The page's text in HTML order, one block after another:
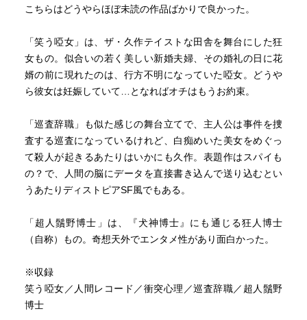
こちらはどうやらほぼ未読の作品ばかりで良かった。
「笑う啞女」は、ザ・久作テイストな田舎を舞台にした狂
女もの。似合いの若く美しい新婚夫婦、その婚礼の日に花
婿の前に現れたのは、行方不明になっていた啞女。どうや
ら彼女は妊娠していて…となればオチはもうお約束。
「巡査辞職」も似た感じの舞台立てで、主人公は事件を捜
査する巡査になっているけれど、白痴めいた美女をめぐっ
て殺人が起きるあたりはいかにも久作。表題作はスパイも
の？で、人間の脳にデータを直接書き込んで送り込むとい
うあたりディストピアSF風でもある。
「超人鬚野博士」は、『犬神博士』にも通じる狂人博士
（自称）もの。奇想天外でエンタメ性があり面白かった。
※収録
笑う啞女／人間レコード／衝突心理／巡査辞職／超人鬚野
博士